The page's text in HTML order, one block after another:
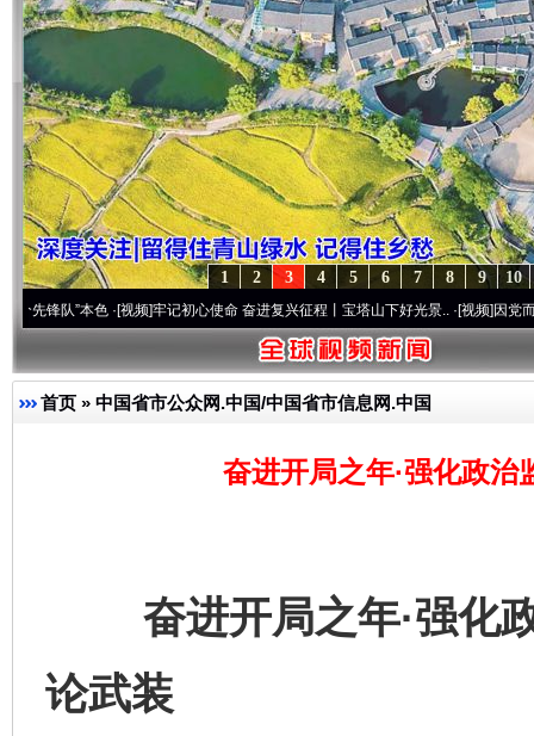
10
9
8
7
6
5
4
3
2
1
本色·[视频]牢记初心使命 奋进复兴征程丨宝塔山下好光景..·[视频]因党而生 为党
首页 » 中国省市公众网.中国/中国省市信息网.中国
奋进开局之年·强化政
奋进开局之年·强化政
论武装